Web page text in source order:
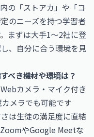
の「ストアカ」や「コ
のニーズを持つ学習者
まずは大手1〜2社に登
、自分に合う環境を見
べき機材や環境は？
カメラ・マイク付き
メラでも可能です
は生徒の満足度に直結
やGoogle Meetな